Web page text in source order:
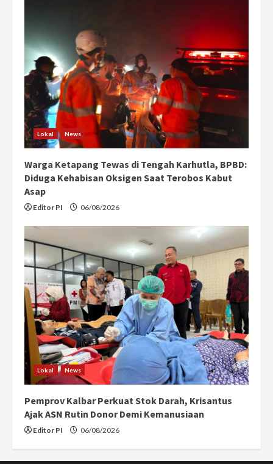
Lokal News
Warga Ketapang Tewas di Tengah Karhutla, BPBD:
Diduga Kehabisan Oksigen Saat Terobos Kabut
Asap
Editor PI 06/08/2026
Lokal News
Pemprov Kalbar Perkuat Stok Darah, Krisantus
Ajak ASN Rutin Donor Demi Kemanusiaan
Editor PI 06/08/2026